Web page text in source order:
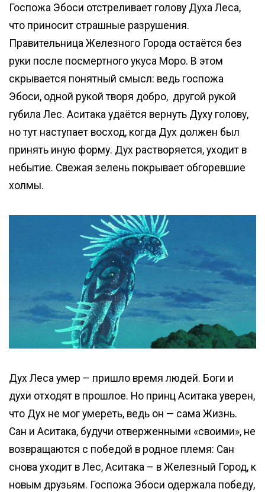
Госпожа Эбоси отстреливает голову Духа Леса,
что приносит страшные разрушения.
Правительница Железного Города остаётся без
руки после посмертного укуса Моро. В этом
скрывается понятный смысл: ведь госпожа
Эбоси, одной рукой творя добро, другой рукой
губила Лес. Аситака удаётся вернуть Духу голову,
но тут наступает восход, когда Дух должен был
принять иную форму. Дух растворяется, уходит в
небытие. Свежая зелень покрывает обгоревшие
холмы.
Дух Леса умер – пришло время людей. Боги и
духи отходят в прошлое. Но принц Аситака уверен,
что Дух не мог умереть, ведь он — сама Жизнь.
Сан и Аситака, будучи отверженными «своими», не
возвращаются с победой в родное племя: Сан
снова уходит в Лес, Аситака – в Железный Город, к
новым друзьям. Госпожа Эбоси одержала победу,